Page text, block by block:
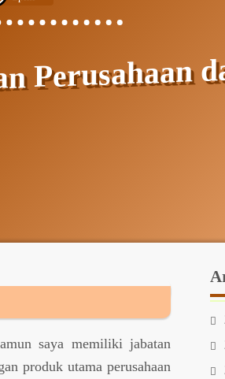
Perusahaan
saya memiliki jabatan
produk utama perusahaan